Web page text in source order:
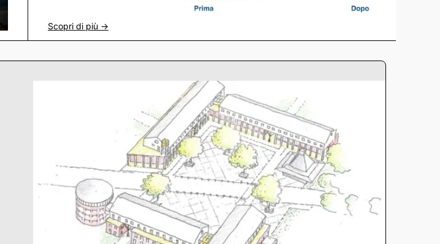
Scopri di più ->